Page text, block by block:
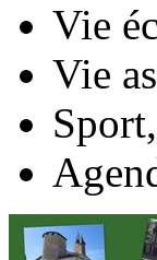
Vie
Vie